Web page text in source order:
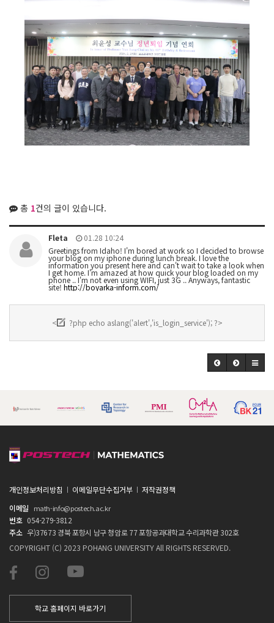
총 1건의 글이 있습니다.
Fleta
01.28 10:24
Greetings from Idaho! I'm bored at work so I decided to browse
your blog on my iphone during lunch break. I love the
information you present here and can't wait to take a look when
I get home. I'm amazed at how quick your blog loaded on my
phone .. I'm not even using WIFI, just 3G .. Anyways, fantastic
site! http://boyarka-inform.com/
< ?php echo aslang('alert','is_login_service'); ?>
개인정보처리방침 이메일무단수집거부
저작권정책
이메일
math-info@postech.ac.kr
번호 054-279-3812
주소 우)37673 경북 포항시 남구 청암로 77 포항공과대학교 수리과학관 302호
COPYRIGHT (C) 2023 POHANG UNIVERSITY All RIGHTS RESERVED.
학교 홈페이지 바로가기